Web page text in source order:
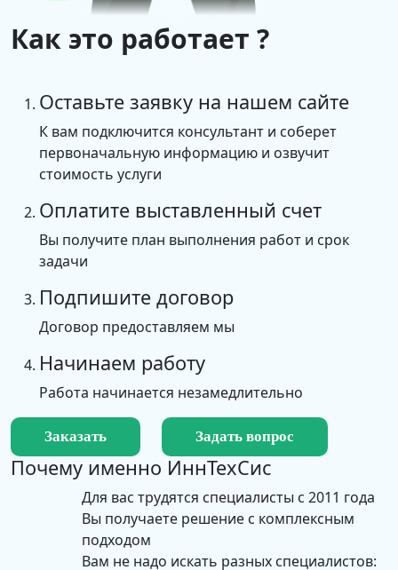
Как это работает ?
Оставьте заявку на нашем сайте
К вам подключится консультант и соберет
первоначальную информацию и озвучит
стоимость услуги
Оплатите выставленный счет
Вы получите план выполнения работ и срок
задачи
Подпишите договор
Договор предоставляем мы
Начинаем работу
Работа начинается незамедлительно
Заказать Задать вопрос
Почему именно ИннТехСис
Для вас трудятся специалисты с 2011 года
Вы получаете решение с комплексным
подходом
Вам не надо искать разных специалистов: